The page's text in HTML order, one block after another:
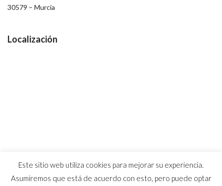
30579 – Murcia
Localización
Este sitio web utiliza cookies para mejorar su experiencia.
Asumiremos que está de acuerdo con esto, pero puede optar